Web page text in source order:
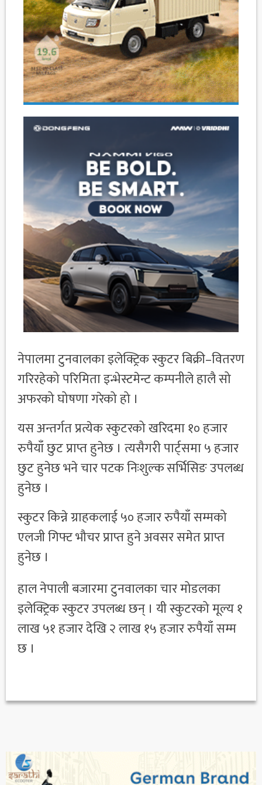
नेपालमा टुनवालका इलेक्ट्रिक स्कुटर बिक्री–वितरण
गरिरहेको परिमिता इन्भेस्टमेन्ट कम्पनीले हालै सो
अफरको घोषणा गरेको हो ।
यस अन्तर्गत प्रत्येक स्कुटरको खरिदमा १० हजार
रुपैयाँ छुट प्राप्त हुनेछ । त्यसैगरी पार्ट्समा ५ हजार
छुट हुनेछ भने चार पटक निःशुल्क सर्भिसिङ उपलब्ध
हुनेछ ।
स्कुटर किन्ने ग्राहकलाई ५० हजार रुपैयाँ सम्मको
एलजी गिफ्ट भौचर प्राप्त हुने अवसर समेत प्राप्त
हुनेछ ।
हाल नेपाली बजारमा टुनवालका चार मोडलका
इलेक्ट्रिक स्कुटर उपलब्ध छन् । यी स्कुटरको मूल्य १
लाख ५१ हजार देखि २ लाख १५ हजार रुपैयाँ सम्म
छ ।